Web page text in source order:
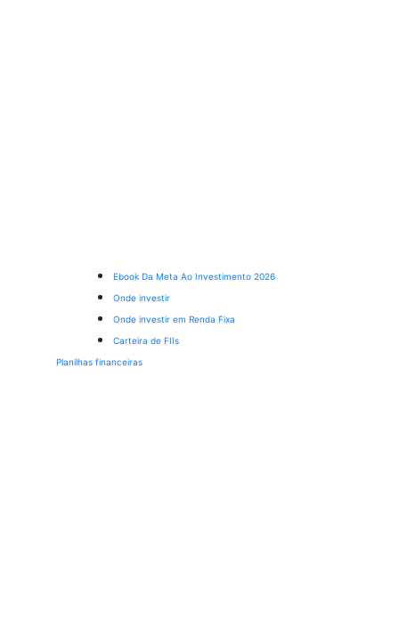
Ebook Da Meta Ao Investimento 2026
Onde investir
Onde investir em Renda Fixa
Carteira de FIIs
Planilhas financeiras